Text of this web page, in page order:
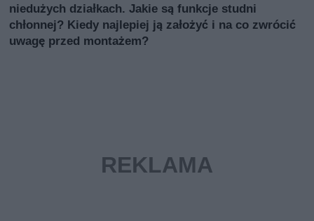
niedużych działkach. Jakie są funkcje studni
chłonnej? Kiedy najlepiej ją założyć i na co zwrócić
uwagę przed montażem?